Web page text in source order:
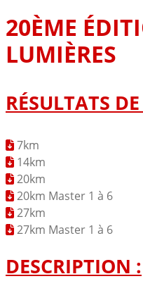
20ÈME
LUMIÈRES
RÉSULTATS
7km
14km
20km
20km Master 1 à 6
27km
27km Master 1 à 6
DESCRIPTION :